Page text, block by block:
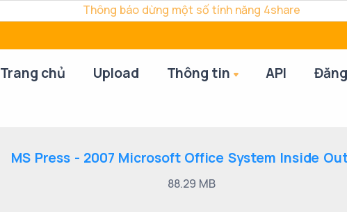
Thông báo dừng một số tính năng 4share
Trang chủ Upload Thông tin API
MS Press - 2007 Microsoft Office System Inside
88.29 MB